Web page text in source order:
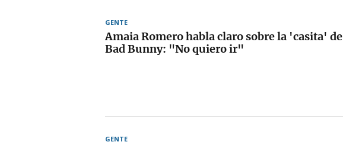
GENTE
Amaia Romero habla claro sobre la 'casita' de
Bad Bunny: "No quiero ir"
GENTE